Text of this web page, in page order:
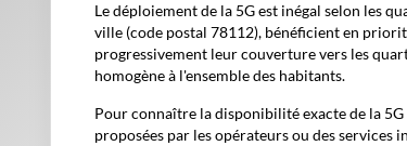
Le déploiement de la 5G est inégal selon les
ville (code postal 78112), bénéficient en
progressivement leur couverture vers les
homogène à l'ensemble des habitants.
Pour connaître la disponibilité exacte de la
proposées par les opérateurs ou des services